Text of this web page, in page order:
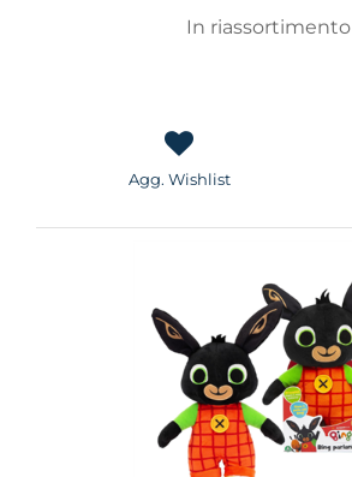
In riassortimento
Agg. Wishlist